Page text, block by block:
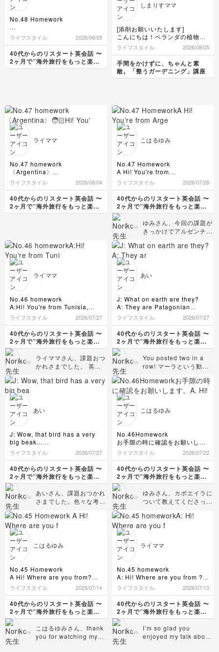
No.48 Homework
A I watched the Cape Verde -
Argentina match in tha World
Cup. I was suprised.
B Thank you. We were also
very proud.
You can travel there through
Europe.
With a transfer it takes 20~30
hours.
No Japanese people live
there.
A Really? It's a long way.
B Instead of saying "Hello" or
"Hi", people is "No stress" all
day long.
A I like that! I'd love to visit
Cape Verde.
ワールドカップサッカーの試合
ルデに感動したのを覚えていま
す。
とても遠いですが、"No
stress"をあいさつにしていると
ころなら行ってみたいと思いま
した。
ライブ配信の題材に、ウガンダ
共和国はいかがでしょうか？
何年か前からウガンダのコーヒ
ーを飲んでいます。日本では流
通量は多くありませんが、無農
薬無肥料で育てられていて、ク
リスタルコーヒーという日本の
会社が現地の雇用・収入の安定
に尽力されています。
知られていないコーヒー産地の
ウガンダ共和国、面白そうで
す。
ライフスタイル 2026/08/05
40代からのリスタート英会話 〜
2ヶ月で”海外旅行をもっと楽し
める私"になる〜
しまりすママ
[添削お願いいたします]
こんにちは！ベランダの植物…
ぜんぜんオシャレにならなく
て、モチベーションが下がり、
ほとんど放置状態だったので受
講させていただきました。
鉢の色が材質がバラバラになっ
ライフスタイル 2026/08/05
手間をかけずに、ちゃんと素
敵。「整うガーデニング」講座
ライママ
No.47 homework
〈Argentina〉
🧑🏻Hi! You're from
Argentina,right?
👩🏻‍🦰Yes, I am.
🧑🏻I'd love to visit Argentina
someday. What is it like?
beans. It exports a lot to
Japan.
🧑🏻Really? I didn't know
that.
👩🏻‍🦰Argentina is a
wonderful country. You're
always welcome !
🧑🏻Thank you !
お手隙の時間にチェックをお願
いします。
“アルゼンチン”など、日本独自
の発音（言い方）が多すぎます
ね😥
それにしても広大な面積！農業
が盛んなのも納得です。今年は
日本人がアルゼンチンに移住し
て140周年のようで。初めての
移住者は神奈川県の男性1人だ
ったと知り、驚きました。
ライフスタイル 2026/08/04
40代からのリスタート英会話 〜
2ヶ月で”海外旅行をもっと楽し
める私"になる〜
こはるゆみ
No.47 Homework
A Hi! You're from
Argentina,right?
B Yes,I am.
A I'd love to wacth a tango
show.
What is it famous for?
B Argentina has a traditional
music and dance.
That's colled "folklore".
A I know only name.
B I think Japanese people
have heard the song
A Oh! I know that. That is
folklore music.
アルゼンチンの文化を調べた
ら、フォルクローレの言葉を見
つけました。
松任谷由実さんの『輪舞曲（ロ
ンド）』のサビの歌詞に出てく
るので、知っていました。
『コンドルは飛んでいく』と聞
くと日本人的には解ることを知
っている体で文章を作ってみま
した。
ライフスタイル 2026/07/28
40代からのリスタート英会話 〜
2ヶ月で”海外旅行をもっと楽し
める私"になる〜
ゆみさん、今回の課題が
きっかけでアルゼンチン
ていただく機会があって
よかったです！私もおか
なりました。 写真の絵
が温かい雰囲気で好きで
松任谷由実さんの曲にあ
りますね。他の曲にもエ
スニック風のメロディや
リズムが多いような気が
します♪「コンドルは飛
んでいく」、日本人には
有名ですね。今の若い世
代も知っているのかな？
英語については、I know
only name.のところ
を、I know it (only) by
name.に変えていただけ
れば大丈夫です。「名前
い方ですが、know 〜by
しょう。人についても応
用できます。I know her
by name.「彼女の名前
は知っている(でも、会
ったことはない)。」やI
know him by sight.
「彼の顔は知っている
(でも、名前は知らな
い)。」というような文
です。ゆみさんの身近な
状況を表現してみられる
と、定着しやすいです
よ。 久しぶりに「コン
きたくなりました☺️
ライママ
No.46 homework
A:Hi! You're from Tunisia,
right ?
B:Yes.I am.
A:What is the country like ?
B:It's a beautiful country.
Tunisia borders the
Mediterranean sea to the
north and the Sahara Desert
to the south.
A:That's nice. Look at this
photo.What does it mean?
B:This bridge was built by a
Japanese company. It's so
famous !
A:Really? I'd love to visit
Tunisia someday.And I'd love
to see this bridge.
B:You should ! I'm sure you'll
enloy it.
チェックをお願いします。
46回目の配信にあった「I've
also heard 〜」はhomeworkに
含むアイデアや知識が無く、今
回省略しました🙇‍♀️
チュニジアを調べるにあたり、
外務省のHPを見たところ「ちょ
っといい話・エピソード集」の
コーナーがあり、今回の会話に
含んだ橋の建設のコトが載って
いました。この橋を建設したこ
とで渋滞緩和に繋がっただけで
なく、この美しいフォルムの建
うことがチュニジアの人たちに
認知され、それをモチーフに記
念切手が発行されたとのことで
した。W杯で対戦したことと
Live配信を通じて調べるキッカ
ケとなったチュニジア。国章が
とてもカッコいいこと、言語は
60%の国民がフランス語を話す
ことなど知るコトが出来たいい
時間でした😊
ライフスタイル 2026/07/27
40代からのリスタート英会話 〜
2ヶ月で”海外旅行をもっと楽し
める私"になる〜
ライママさん、課題おつ
かれさまでした。 英語
ありません👍I’ve also
ろうとすると継続するの
が難しくなってしまうと
折っても提出しようと思
われた判断、適切だと思
います。継続こそ力な
れ！ チュニジアについ
ては私もライブ配信のお
かげで注目したところが
多くあり、大いに学びに
なりました。さらにこん
なイイ話があったのです
ね。ラデス・ラグレット
橋という橋なのですね。
日本人として誇らしいで
すね。確かに国章もカッ
もヨーロッパの影響を受
ね。特に地中海沿いのチ
ュニジアは地理的にも近
いですし。ギリシャ🇬🇷
のような風景が広がって
いて納得しました。これ
からもいい時間がお届け
できますように🙏
あい
J: What on earth are they?
A: They are Patagonian
maras.
J: Oh, hi! So are you from
Argentina?
A: Yes, I am.
J: Are they some kind of
rabbit?
A: No, no. They are rodents,
a group of mice and rats.
J: They look like rabbits or
kangaroos.
I’d like to visit Argentina to
see wild maras.
A: I’m not sure if you can see
them in the wild because
they are shy. But Argentina
has beautiful sights and good
foods besides the animal so
you will like it.
J: I see. Gracias.
A: De nada.
アルゼンチンについて調べたら
one of my favoritesのマーラが
主にアルゼンチンに生息してい
ることを思いだし
今回も動物園での会話にしまし
た
南米は地理的にはアメリカに近
いですが
ほとんどの地域でスペイン語が
話されており
英語のどちらが
使われているのかなと思って調
べてみました
アメリカ英語なんですね
ライフスタイル 2026/07/27
40代からのリスタート英会話 〜
2ヶ月で”海外旅行をもっと楽し
める私"になる〜
You posted two in a
row! マーラという動
カンガルーとカピバラを
足して2で割ったような
They look so lovely.
Did you take a picture
うですね。アルゼンチン
🇦🇷とイギリス🇬🇧の間
で起きたフォークランド
紛争の影響に見えますが
(今年の⚽️W杯決勝戦がそ
ういうストーリーで解釈
されて話題になりました
ね)、実際は単純にアメ
リカ文化の影響が世界規
模になって、アルゼンチ
ンの人々もアメリカ英語
に触れる機会が多かった
というだけのようです。
近いBut Argentina has
good foods…このfoods
だと栄養学や個々の商品
というニュアンスが強い
ので、food(食べ物全
般、料理)へ。それか
ら、もう1点。beside
the animalのところです
物以外にも」という意味
で使われたと思いますの
あい
J: Wow, that bird has a very
big beak…
B: You know, it is called a
toco toucan and it is from my
country.
J: Oh, hi. Where are you
from?
B: Hi. I’m from Brazil.
J: The beak must be very
heavy.
B: lt looks like so. But
actually no.
J: Really?
B: Yeah. The inside of it is
like sponge and very light.
…Oh, I’m sorry. I have to go
now.
J: Nice talking to you!
Obrigada.
B: De nada. Bye!
遅くなりましたが…
ブラジルがテーマのアーカイブ
を見て
最初のスライドにオニオオハシ
の写真が使われてたので
動物園などでオニオオハシを見
てたら
ライフスタイル 2026/07/27
40代からのリスタート英会話 〜
2ヶ月で”海外旅行をもっと楽し
める私"になる〜
あいさん、課題おつかれ
さまでした。色々な考え
台本に辿り着いたのです
ね👏 It looks like so.の
likeの後には名詞(または
代名詞)が来ます。じゃ
looks so.にしてもlook
の後のsoは通常はveryの
意味で取られるので、例
えば、It looks that
way./It
really(certainly/surely
など)does./It looks
really heavy.などへ変え
るといいと思います。
最後のご質問についてで
こはるゆみ
No.46Homework
お手隙の時に確認をお願いしま
す。
A. Hi! Where are you from?
B. I’m from Brazil.
A. Oh that’s good! What is it
like?
B. It’s a lively country. Soccer
is a big part of our culture.
A. I heard that capoeira is
Brazil’s national sport.
B. That’s true. It is a
UNESCO intangible Cultural
Heritage.
A. That’s amazing!
I ‘ve heard that Brazil has a
culture”Brazilian time”.
B. Yes.Arriving 15 to 30
minutes late is common.
But punctuality is highly
valued for business
appointments.
A. Their approach to
business appointments is the
same as in Japan.
ブラジルの国技はカポエラです
ライフスタイル 2026/07/22
40代からのリスタート英会話 〜
2ヶ月で”海外旅行をもっと楽し
める私"になる〜
ゆみさん、カポエイラに
ついて教えてくださって
調べてみて「少し暗い
話」の意味がわかりまし
背景にあるのですね。で
も、それをきちんと負の
産に認定した人類はまだ
捨てたものじゃありませ
んね☺️ 時間に遅れる文
化も、ビジネスでは適応
されないというのはブラ
ジル人の真面目さが感じ
られて面白いですね。以
前のライブで話していた
かも知れませんが、アメ
リカでもプライベートな
こはるゆみ
No.45 Homework
A Hi! Where are you from?
B I’m from Tunisia.
A Welcome to Japan!
What is Tunisia famous for?
B It’s famous for high quality
olive oil.
It is specialty.
We are pro-Japan.
A Why are you so pro-Japan?
B Because Japan’s
ライフスタイル 2026/07/14
40代からのリスタート英会話 〜
2ヶ月で”海外旅行をもっと楽し
める私"になる〜
こはるゆみさん、thank
you for watching my
ライママ
No.45 homework
A: Hi! Where are you from ?
B: I'm from Tunisia.
A: Ah…I've never been there.
B: That's too bad.
A: What are the
recommended place to visit
in Tunisia ?
B: It's famous for beautiful
blue-and-white town, and the
Bardo National Museum.
ライフスタイル 2026/07/13
40代からのリスタート英会話 〜
2ヶ月で”海外旅行をもっと楽し
める私"になる〜
I’m so glad you
enjoyed my talk about